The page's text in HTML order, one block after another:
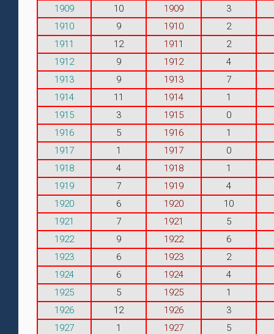
1909 10 1909
3
1910
9 1910
2
1911
12 1911
2
1912
9 1912
4
1913
9 1913
7
1914
11 1914
1
1915
3 1915
0
1916
5 1916
1
1917
1 1917
0
1918
4 1918
1
1919
7 1919
4
1920
6 1920
10
1921
7 1921
5
1922
9 1922
6
1923
6 1923
2
1924
6 1924
4
1925
5 1925
1
1926
12 1926
3
1927
1 1927
5